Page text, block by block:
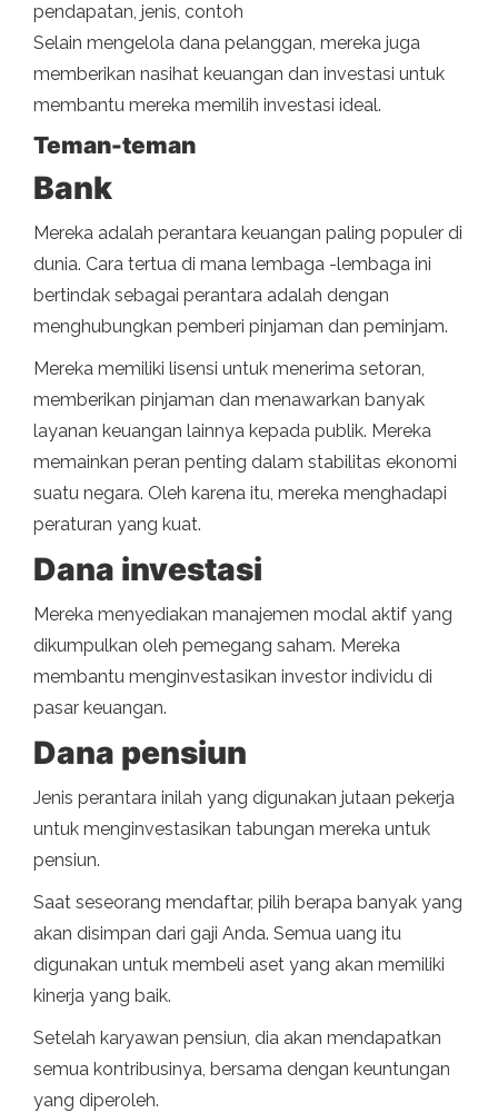
pendapatan, jenis, contoh
Selain mengelola dana pelanggan, mereka juga
memberikan nasihat keuangan dan investasi untuk
membantu mereka memilih investasi ideal.
Teman-teman
Bank
Mereka adalah perantara keuangan paling populer di
dunia. Cara tertua di mana lembaga -lembaga ini
bertindak sebagai perantara adalah dengan
menghubungkan pemberi pinjaman dan peminjam.
Mereka memiliki lisensi untuk menerima setoran,
memberikan pinjaman dan menawarkan banyak
layanan keuangan lainnya kepada publik. Mereka
memainkan peran penting dalam stabilitas ekonomi
suatu negara. Oleh karena itu, mereka menghadapi
peraturan yang kuat.
Dana investasi
Mereka menyediakan manajemen modal aktif yang
dikumpulkan oleh pemegang saham. Mereka
membantu menginvestasikan investor individu di
pasar keuangan.
Dana pensiun
Jenis perantara inilah yang digunakan jutaan pekerja
untuk menginvestasikan tabungan mereka untuk
pensiun.
Saat seseorang mendaftar, pilih berapa banyak yang
akan disimpan dari gaji Anda. Semua uang itu
digunakan untuk membeli aset yang akan memiliki
kinerja yang baik.
Setelah karyawan pensiun, dia akan mendapatkan
semua kontribusinya, bersama dengan keuntungan
yang diperoleh.